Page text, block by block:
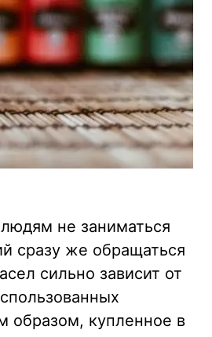
не заниматься
сразу же обращаться
сильно зависит от
образом, купленное в